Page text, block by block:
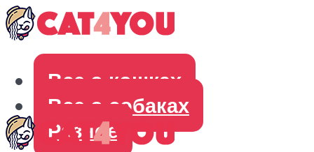
Все о кошках
Все о собаках
Разное